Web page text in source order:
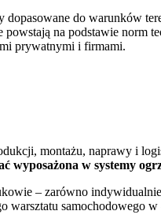
do warunków
na podstawie norm
prywatnymi i firmami.
montażu, naprawy i
wyposażona w systemy
– zarówno
warsztatu